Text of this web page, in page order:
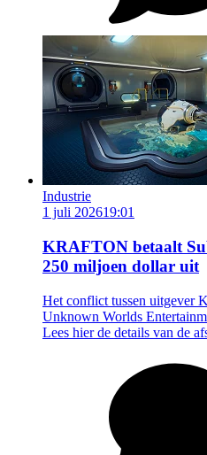
Industrie
1 juli 202619:01
KRAFTON betaalt
250 miljoen dollar uit
Het conflict tussen uitgever
Unknown Worlds
Lees hier de details van de